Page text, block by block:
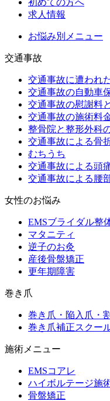
求人情報
お悩み別メニュー
交通事故
交通事故に遭われ
交通事故の自動車
交通事故の慰謝料
交通事故の施術料
整骨院と整形外科
交通事故による骨
むちうち
交通事故による頭
交通事故による腰
女性のお悩み
EMSブライダル整
マタニティ
逆子のお灸
産後骨盤矯正
更年期障害
巻き爪
巻き爪・陥入爪・
巻き爪補正スクー
施術メニュー
EMSコアレ
ハイボルテージ施
骨盤矯正